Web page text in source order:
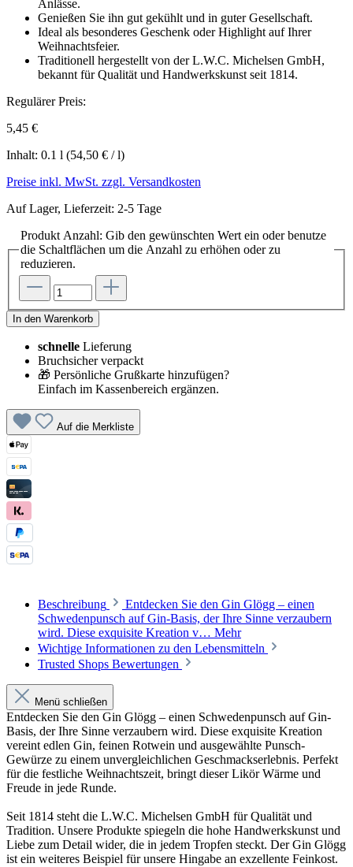
Anlässe.
Genießen Sie ihn gut gekühlt und in guter Gesellschaft.
Ideal als besonderes Geschenk oder Highlight auf Ihrer
Weihnachtsfeier.
Traditionell hergestellt von der L.W.C. Michelsen GmbH,
bekannt für Qualität und Handwerkskunst seit 1814.
Regulärer Preis:
5,45 €
Inhalt: 0.1 l (54,50 € / l)
Preise inkl. MwSt. zzgl. Versandkosten
Auf Lager, Lieferzeit: 2-5 Tage
Produkt Anzahl: Gib den gewünschten Wert ein oder benutze
die Schaltflächen um die Anzahl zu erhöhen oder zu
reduzieren.
In den Warenkorb
schnelle Lieferung
Bruchsicher verpackt
🎁 Persönliche Grußkarte hinzufügen?
Einfach im Kassenbereich ergänzen.
Auf die Merkliste
Beschreibung
Entdecken Sie den Gin Glögg – einen
Schwedenpunsch auf Gin-Basis, der Ihre Sinne verzaubern
wird. Diese exquisite Kreation v… Mehr
Wichtige Informationen zu den Lebensmitteln
Trusted Shops Bewertungen
Menü schließen
Entdecken Sie den Gin Glögg – einen Schwedenpunsch auf Gin-
Basis, der Ihre Sinne verzaubern wird. Diese exquisite Kreation
vereint edlen Gin, feinen Rotwein und ausgewählte Punsch-
Gewürze zu einem unvergleichlichen Geschmackserlebnis. Perfekt
für die festliche Weihnachtszeit, bringt dieser Likör Wärme und
Freude in jede Runde.
Seit 1814 steht die L.W.C. Michelsen GmbH für Qualität und
Tradition. Unsere Produkte spiegeln die hohe Handwerkskunst und
Liebe zum Detail wider, die in jedem Tropfen steckt. Der Gin Glögg
ist ein weiteres Beispiel für unsere Hingabe an exzellente Feinkost.